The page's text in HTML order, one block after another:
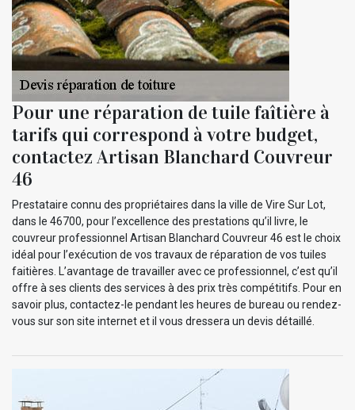
Pour une réparation de tuile faîtière à
tarifs qui correspond à votre budget,
contactez Artisan Blanchard Couvreur
46
Prestataire connu des propriétaires dans la ville de Vire Sur Lot,
dans le 46700, pour l’excellence des prestations qu’il livre, le
couvreur professionnel Artisan Blanchard Couvreur 46 est le choix
idéal pour l’exécution de vos travaux de réparation de vos tuiles
faitières. L’avantage de travailler avec ce professionnel, c’est qu’il
offre à ses clients des services à des prix très compétitifs. Pour en
savoir plus, contactez-le pendant les heures de bureau ou rendez-
vous sur son site internet et il vous dressera un devis détaillé.